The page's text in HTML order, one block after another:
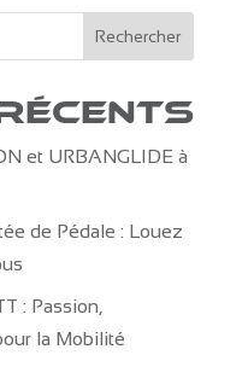
Rechercher
et URBANGLIDE à
de Pédale : Louez
: Passion,
la Mobilité